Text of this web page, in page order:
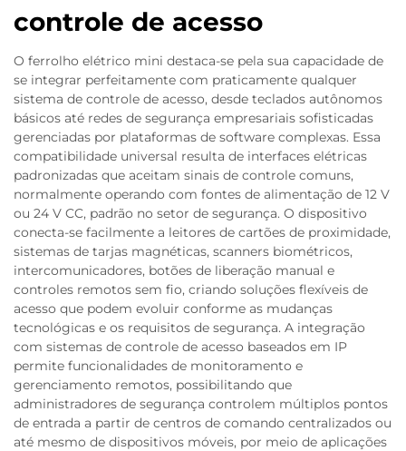
controle de acesso
O ferrolho elétrico mini destaca-se pela sua capacidade de
se integrar perfeitamente com praticamente qualquer
sistema de controle de acesso, desde teclados autônomos
básicos até redes de segurança empresariais sofisticadas
gerenciadas por plataformas de software complexas. Essa
compatibilidade universal resulta de interfaces elétricas
padronizadas que aceitam sinais de controle comuns,
normalmente operando com fontes de alimentação de 12 V
ou 24 V CC, padrão no setor de segurança. O dispositivo
conecta-se facilmente a leitores de cartões de proximidade,
sistemas de tarjas magnéticas, scanners biométricos,
intercomunicadores, botões de liberação manual e
controles remotos sem fio, criando soluções flexíveis de
acesso que podem evoluir conforme as mudanças
tecnológicas e os requisitos de segurança. A integração
com sistemas de controle de acesso baseados em IP
permite funcionalidades de monitoramento e
gerenciamento remotos, possibilitando que
administradores de segurança controlem múltiplos pontos
de entrada a partir de centros de comando centralizados ou
até mesmo de dispositivos móveis, por meio de aplicações